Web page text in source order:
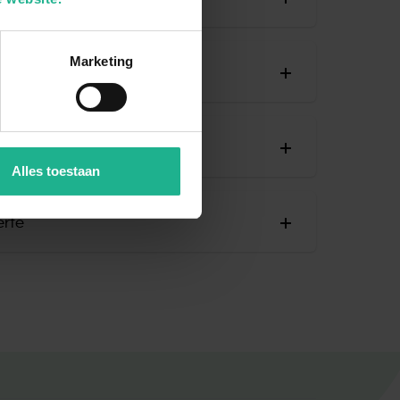
Marketing
Alles toestaan
in de lente beter herstellen. Zorg bij het
zetten, omdat de plant met zijn bladeren
hangen.
weer uitlopen en bladeren laten groeien.
te maken is snoeien een optie. De
gebruikt worden als stekjes.
lente en zomer voeding. Gebruik in dit
Lees hierbij goed de
een teveel aan voeding kan schadelijk
in de winter is absoluut overbodig,
maar schaden.